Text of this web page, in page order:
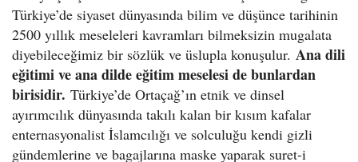
Türkiye’de siyaset dünyasında bilim ve düşünce tarihinin
2500 yıllık meseleleri kavramları bilmeksizin mugalata
diyebileceğimiz bir sözlük ve üslupla konuşulur. Ana dili
eğitimi ve ana dilde eğitim meselesi de bunlardan
birisidir. Türkiye’de Ortaçağ’ın etnik ve dinsel
ayırımcılık dünyasında takılı kalan bir kısım kafalar
enternasyonalist İslamcılığı ve solculuğu kendi gizli
gündemlerine ve bagajlarına maske yaparak suret-i